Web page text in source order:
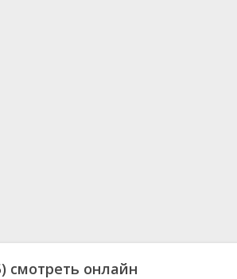
смотреть онлайн